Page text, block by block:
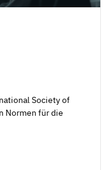
Society of
Normen für die